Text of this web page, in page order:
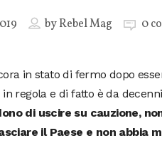
byRebel Mag 0
in stato di fermo dopo
regola e di fatto è da
di uscire su cauzione,
il Paese e non abbia